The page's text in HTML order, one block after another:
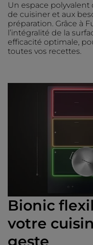
Un espace polyvalent
de cuisiner et aux
préparation. Grâce à
l’intégralité de la
efficacité optimale,
toutes vos recettes.
Bionic
votre